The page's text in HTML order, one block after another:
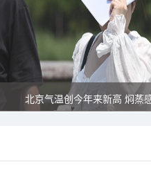
北京气温创今年来新高 焖蒸